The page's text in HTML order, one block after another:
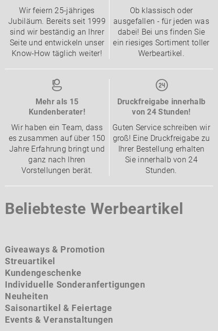
Wir feiern 25-jähriges
Jubiläum. Bereits seit 1999
sind wir beständig an Ihrer
Seite und entwickeln unser
Know-How täglich weiter!
Ob klassisch oder
ausgefallen - für jeden was
dabei! Bei uns finden Sie
ein riesiges Sortiment toller
Werbeartikel.
Mehr als 15
Kundenberater!
Wir haben ein Team, dass
es zusammen auf über 150
Jahre Erfahrung bringt und
ganz nach Ihren
Vorstellungen berät.
Druckfreigabe innerhalb
von 24 Stunden!
Guten Service schreiben wir
groß! Eine Druckfreigabe zu
Ihrer Bestellung erhalten
Sie innerhalb von 24
Stunden.
Beliebteste Werbeartikel
Giveaways & Promotion
Streuartikel
Kundengeschenke
Individuelle Sonderanfertigungen
Neuheiten
Saisonartikel & Feiertage
Events & Veranstaltungen